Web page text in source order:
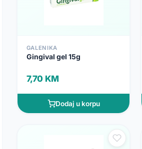
GALENIKA
Gingival gel 15g
7,70 KM
Dodaj u korpu